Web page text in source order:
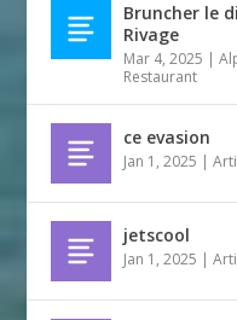
Bruncher le
Rivage
Mar 4, 2025 |
Restaurant
ce evasion
Jan 1, 2025 |
jetscool
Jan 1, 2025 |